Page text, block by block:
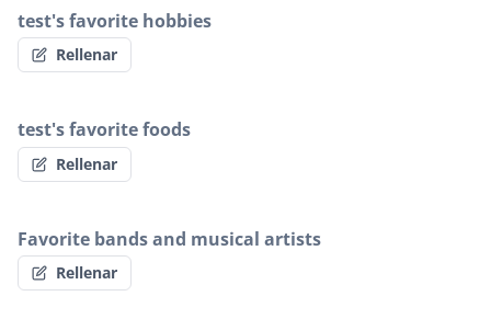
test's favorite hobbies
Rellenar
test's favorite foods
Rellenar
Favorite bands and musical artists
Rellenar